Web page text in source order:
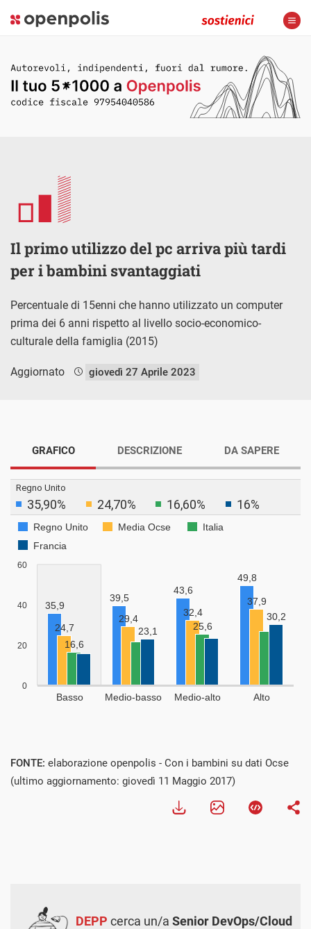
Il primo utilizzo del pc arriva più tardi
per i bambini svantaggiati
Percentuale di 15enni che hanno utilizzato un computer
prima dei 6 anni rispetto al livello socio-economico-
culturale della famiglia (2015)
Aggiornato giovedì 27 Aprile 2023
GRAFICO DESCRIZIONE DA SAPERE
FONTE: elaborazione openpolis - Con i bambini su dati Ocse
(ultimo aggiornamento: giovedì 11 Maggio 2017)
DEPP cerca un/a Senior DevOps/Cloud